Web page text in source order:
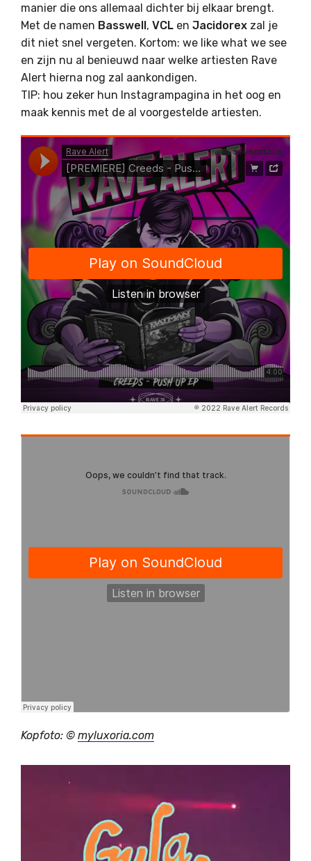
manier die ons allemaal dichter bij elkaar brengt.
Met de namen Basswell, VCL en Jacidorex zal je
dit niet snel vergeten. Kortom: we like what we see
en zijn nu al benieuwd naar welke artiesten Rave
Alert hierna nog zal aankondigen.
TIP: hou zeker hun Instagrampagina in het oog en
maak kennis met de al voorgestelde artiesten.
Kopfoto: © myluxoria.com